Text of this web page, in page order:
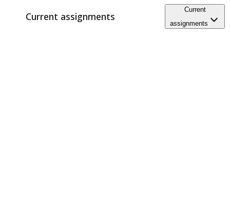
Current assignments
Current
assignments